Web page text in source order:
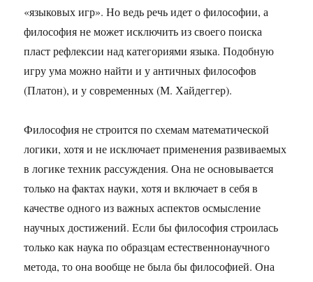
«языковых игр». Но ведь речь идет о философии, а
философия не может исключить из своего поиска
пласт рефлексии над категориями языка. Подобную
игру ума можно найти и у античных философов
(Платон), и у современных (М. Хайдеггер).
Философия не строится по схемам математической
логики, хотя и не исключает применения развиваемых
в логике техник рассуждения. Она не основывается
только на фактах науки, хотя и включает в себя в
качестве одного из важных аспектов осмысление
научных достижений. Если бы философия строилась
только как наука по образцам естественнонаучного
метода, то она вообще не была бы философией. Она